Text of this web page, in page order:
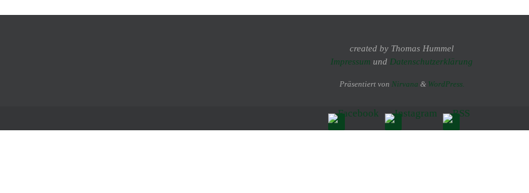
created by Thomas Hummel
Impressum und Datenschutzerklärung
Präsentiert von Nirvana & WordPress.